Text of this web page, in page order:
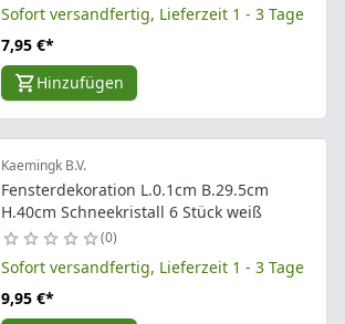
Sofort versandfertig, Lieferzeit 1 - 3 Tage
7,95 €*
Hinzufügen
Kaemingk B.V.
Fensterdekoration L.0.1cm B.29.5cm
H.40cm Schneekristall 6 Stück weiß
0
Sofort versandfertig, Lieferzeit 1 - 3 Tage
9,95 €*